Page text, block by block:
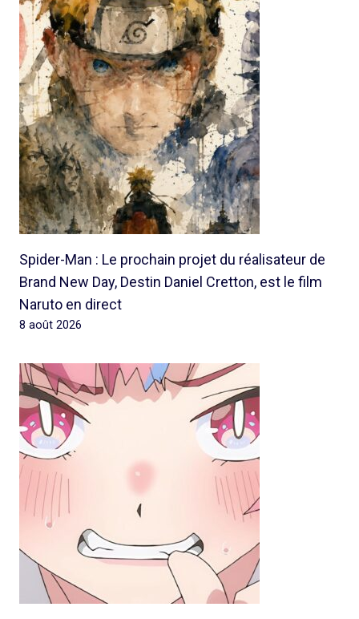
Spider-Man : Le prochain projet du réalisateur de
Brand New Day, Destin Daniel Cretton, est le film
Naruto en direct
8 août 2026